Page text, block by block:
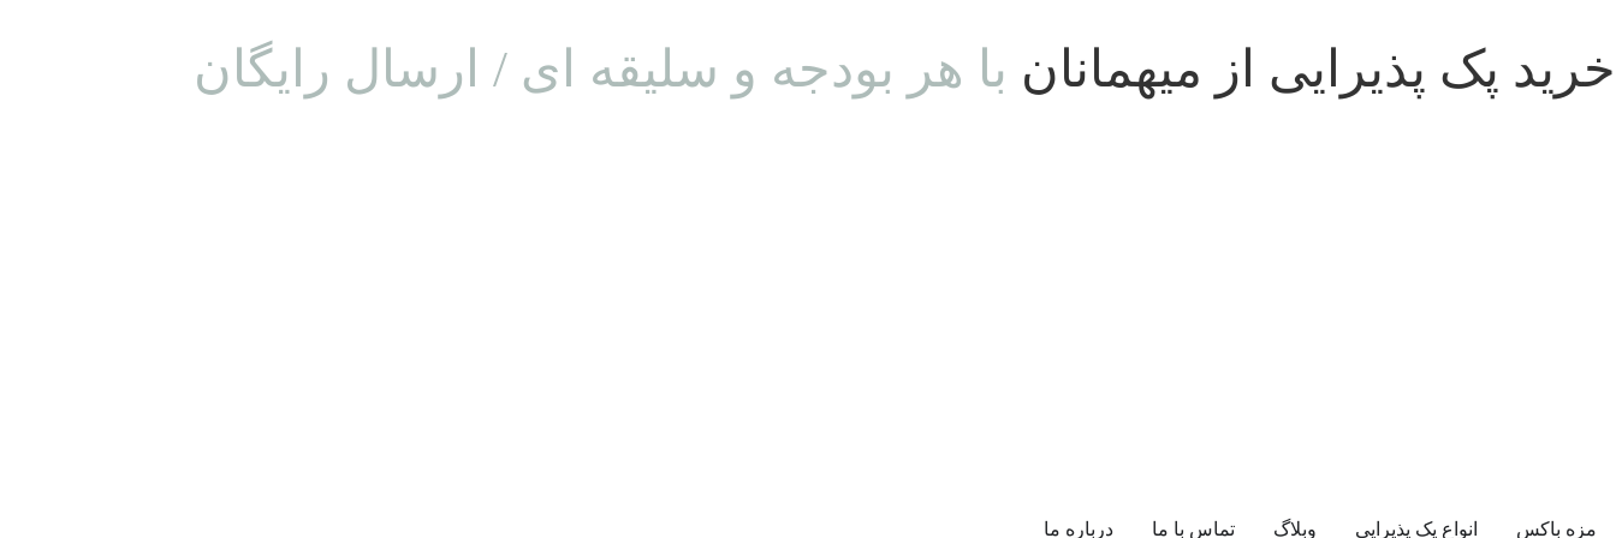
خرید پک پذیرایی از میهمانان با هر بودجه و سلیقه ای / ارسال رایگان
مزه باکس انواع پک پذیرایی وبلاگ تماس با ما درباره ما